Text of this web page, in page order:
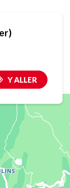
Y ALLER